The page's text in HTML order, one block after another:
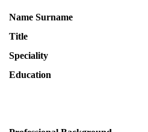
Name Surname
Title
Speciality
Education